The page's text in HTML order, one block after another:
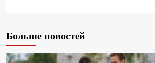
Больше новостей